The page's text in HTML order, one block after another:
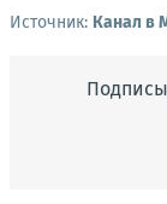
Источник: Канал в